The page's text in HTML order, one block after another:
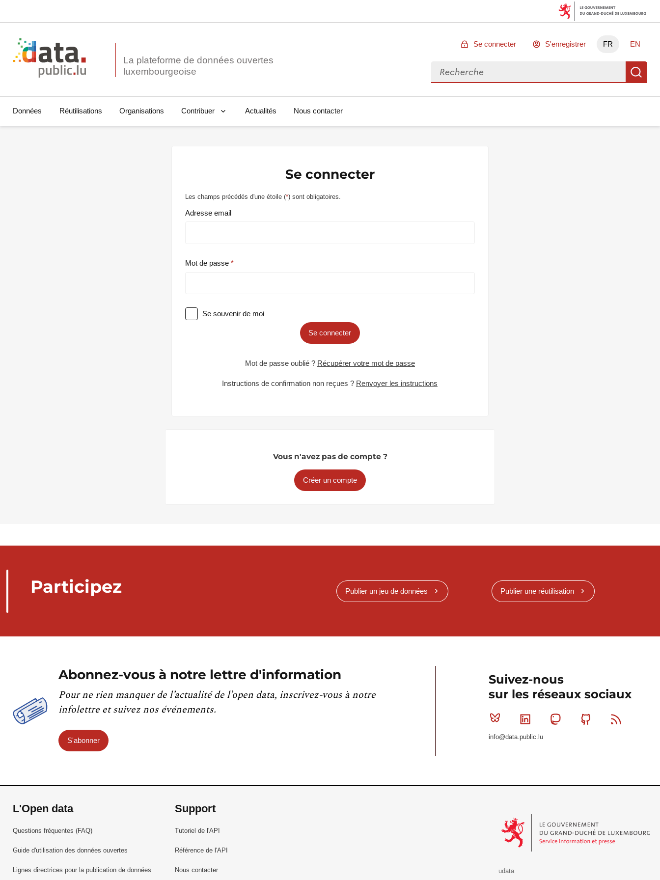
La plateforme de données ouvertes
Se connecter S'enregistrer FR EN
Rechercher des données
Données Réutilisations Organisations Contribuer Actualités Nous contacter
Se connecter
Les champs précédés d'une étoile (*) sont obligatoires.
Adresse email
Mot de passe
Se souvenir de moi
Se connecter
Mot de passe oublié ? Récupérer votre mot de passe
Instructions de confirmation non reçues ? Renvoyer les instructions
Vous n'avez pas de compte ?
Créer un compte
Participez Publier un jeu de données Publier une réutilisation
Abonnez-vous à notre lettre d'information
Pour ne rien manquer de l’actualité de l’open data, inscrivez-vous à notre
infolettre et suivez nos événements.
S'abonner
Suivez-nous
sur les réseaux sociaux
Bluesky Linkedin MastodonGithub
info@data.public.lu
L'Open data
Questions fréquentes (FAQ)
Guide d'utilisation des données ouvertes
Lignes directrices pour la publication de données
Support
Tutoriel de l'API
Référence de l'API
Nous contacter
udata